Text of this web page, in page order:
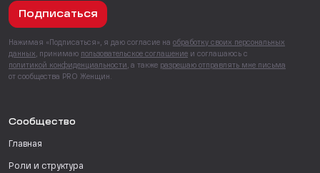
Подписаться
Нажимая «Подписаться», я даю согласие на обработку своих персональных
данных , принимаю пользовательское соглашение и соглашаюсь с
политикой конфиденциальности , а также разрешаю отправлять мне письма
от сообщества PRO Женщин.
Сообщество
Главная
Роли и структура